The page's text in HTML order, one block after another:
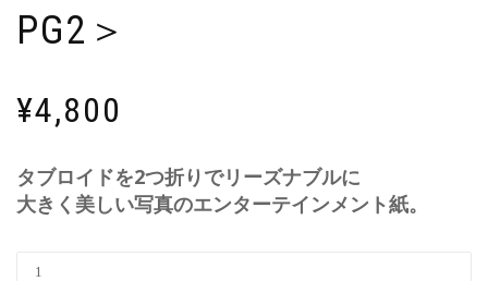
PG2＞
¥4,800
タブロイドを2つ折りでリーズナブルに
大きく美しい写真のエンターテインメント紙。